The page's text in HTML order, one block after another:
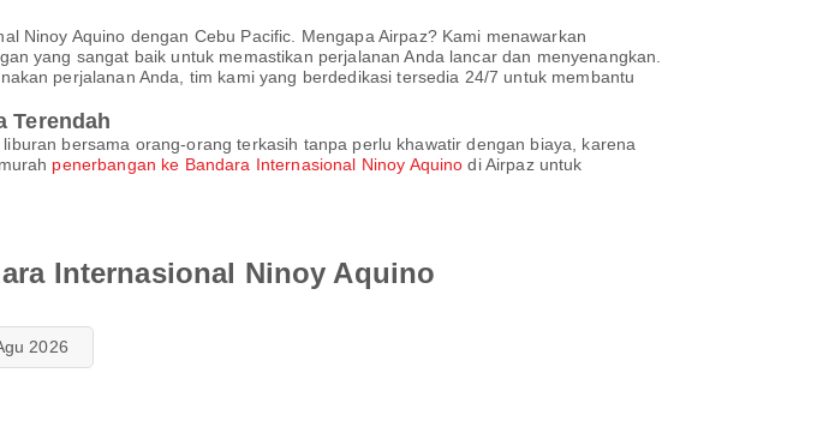
Ninoy Aquino dengan Cebu Pacific. Mengapa Airpaz? Kami menawarkan
yang sangat baik untuk memastikan perjalanan Anda lancar dan menyenangkan.
perjalanan Anda, tim kami yang berdedikasi tersedia 24/7 untuk membantu
Terendah
bersama orang-orang terkasih tanpa perlu khawatir dengan biaya, karena
penerbangan ke Bandara Internasional Ninoy Aquino di Airpaz untuk
Internasional Ninoy Aquino
2026